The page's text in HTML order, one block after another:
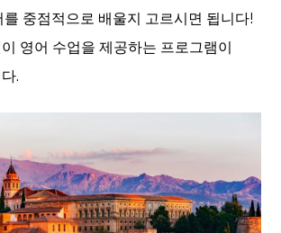
를 중점적으로 배울지 고르시면 됩니다!
영어 수업을 제공하는 프로그램이
.